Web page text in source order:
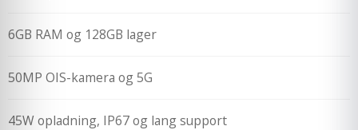
6GB RAM og 128GB lager
50MP OIS-kamera og 5G
45W opladning, IP67 og lang support